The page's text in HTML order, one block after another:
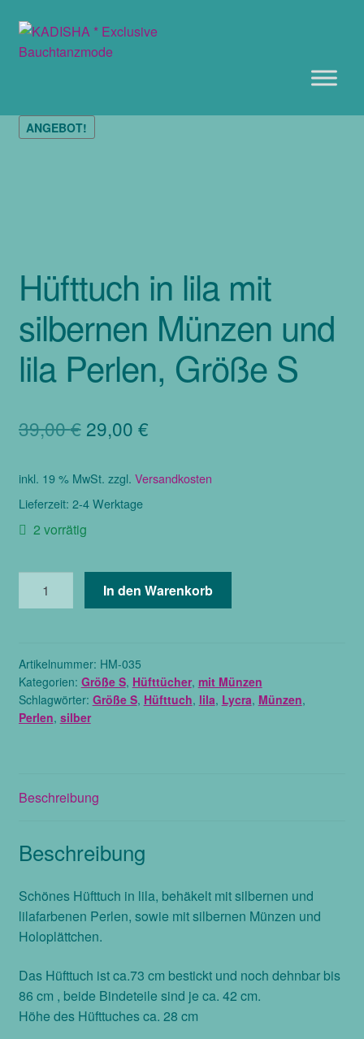
Zur
Navigation
Zum
Inhalt
ANGEBOT!
Hüfttuch in lila mit
silbernen Münzen und
lila Perlen, Größe S
39,00€ Ursprünglicher
war:
39,00 €
29,00 €Aktueller
ist:
inkl. 19 % MwSt. zzgl. Versandkosten
Lieferzeit: 2-4 Werktage
2 vorrätig
silbernen
Münzen
und
lila
Menge
In den Warenkorb
Artikelnummer: HM-035
Kategorien: Größe S, Hüfttücher, mit Münzen
Schlagwörter: Größe S, Hüfttuch, lila, Lycra, Münzen,
Perlen, silber
Beschreibung
Beschreibung
Schönes Hüfttuch in lila, behäkelt mit silbernen und
lilafarbenen Perlen, sowie mit silbernen Münzen und
Holoplättchen.
Das Hüfttuch ist ca.73 cm bestickt und noch dehnbar bis
86 cm , beide Bindeteile sind je ca. 42 cm.
Höhe des Hüfttuches ca. 28 cm